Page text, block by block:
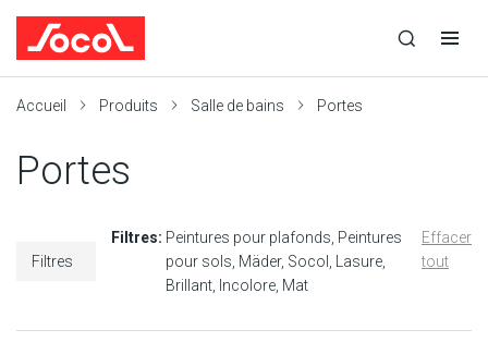
recherche
recherche
navigation
Accueil Produits Salle de bains Portes
Portes
Filtres
Filtres: Peintures pour plafonds Peintures
pour sols Mäder Socol
Lasure
Brillant
Incolore Mat
Effacer
tout